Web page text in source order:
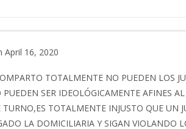
April 16, 2020
TOTALMENTE NO PUEDEN LOS
SER IDEOLÓGICAMENTE AFINES
TOTALMENTE INJUSTO QUE UN
LA DOMICILIARIA Y SIGAN VIOLANDO